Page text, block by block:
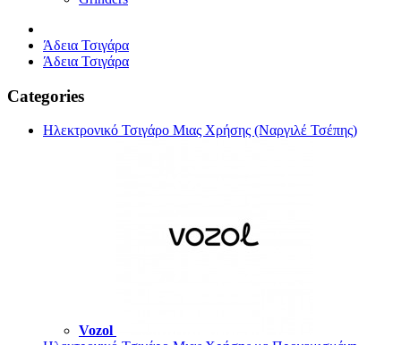
Άδεια Τσιγάρα
Άδεια Τσιγάρα
Categories
Ηλεκτρονικό Τσιγάρο Μιας Χρήσης (Ναργιλέ Τσέπης)
Vozol